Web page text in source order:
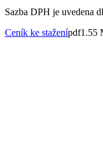
Sazba DPH je uvedena
Ceník ke staženípdf1.55